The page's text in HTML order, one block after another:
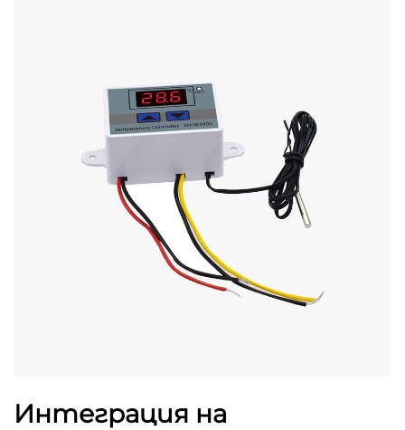
Интеграция на